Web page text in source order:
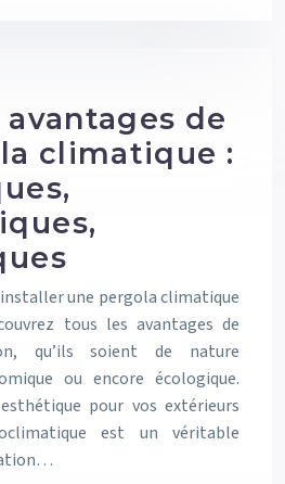
avantages de
climatique :
une pergola climatique
tous les avantages de
qu’ils soient de nature
ou encore écologique.
pour vos extérieurs
est un véritable